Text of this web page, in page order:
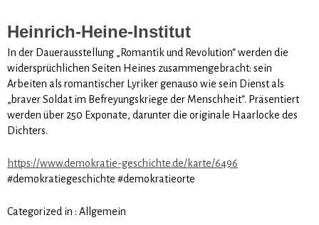
Heinrich-Heine-Institut
In der Dauerausstellung „Romantik und Revolution“ werden die
widersprüchlichen Seiten Heines zusammengebracht: sein
Arbeiten als romantischer Lyriker genauso wie sein Dienst als
„braver Soldat im Befreyungskriege der Menschheit“. Präsentiert
werden über 250 Exponate, darunter die originale Haarlocke des
Dichters.
https://www.demokratie-geschichte.de/karte/6496
#demokratiegeschichte #demokratieorte
Categorized in : Allgemein